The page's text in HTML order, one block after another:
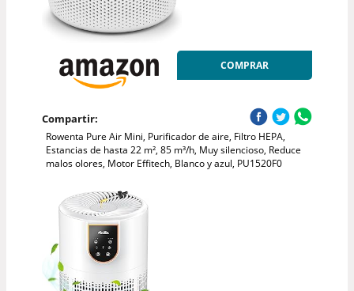
COMPRAR
Compartir:
Rowenta Pure Air Mini, Purificador de aire, Filtro HEPA,
Estancias de hasta 22 m², 85 m³/h, Muy silencioso, Reduce
malos olores, Motor Effitech, Blanco y azul, PU1520F0